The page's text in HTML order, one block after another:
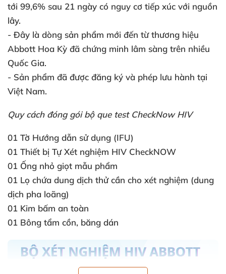
tới 99,6% sau 21 ngày có nguy cơ tiếp xúc với nguồn
lây.
- Đây là dòng sản phẩm mới đến từ thương hiệu
Abbott Hoa Kỳ đã chứng minh lâm sàng trên nhiều
Quốc Gia.
- Sản phẩm đã được đăng ký và phép lưu hành tại
Việt Nam.
Quy cách đóng gói bộ que test CheckNow HIV
01 Tờ Hướng dẫn sử dụng (IFU)
01 Thiết bị Tự Xét nghiệm HIV CheckNOW
01 Ống nhỏ giọt mẫu phẩm
01 Lọ chứa dung dịch thử cần cho xét nghiệm (dung
dịch pha loãng)
01 Kim bấm an toàn
01 Bông tẩm cồn, băng dán